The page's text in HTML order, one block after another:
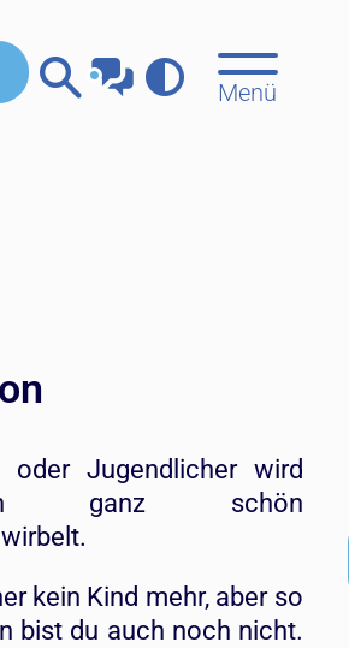
Menü
oder Jugendlicher wird
ganz schön
kein Kind mehr, aber so
bist du auch noch nicht.